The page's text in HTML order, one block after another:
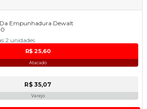
Empunhadura Dewalt
2 unidades
R$ 25,60
Atacado
R$ 35,07
Varejo